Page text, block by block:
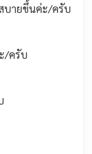
บายขึ้นค่ะ/ครับ
/ครับ